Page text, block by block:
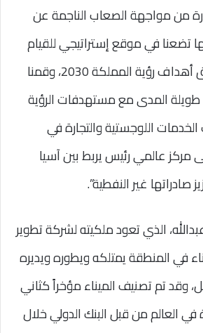
من مواجهة الصعاب الناجمة عن
تضعنا في موقع إستراتيجي للقيام
بدور رئيسي في تحقيق أهداف رؤية المملكة 2030، وقمنا
طويلة المدى مع مستهدفات الرؤية
اللوجستية والتجارة في
مركز عالمي رئيس يربط بين آسيا
صادراتها غير النفطية”.
الذي تعود ملكيته لشركة تطوير
في المنطقة يمتلكه ويطوره ويديره
وقد تم تصنيف الميناء مؤخراً كثاني
العالم من قبل البنك الدولي خلال